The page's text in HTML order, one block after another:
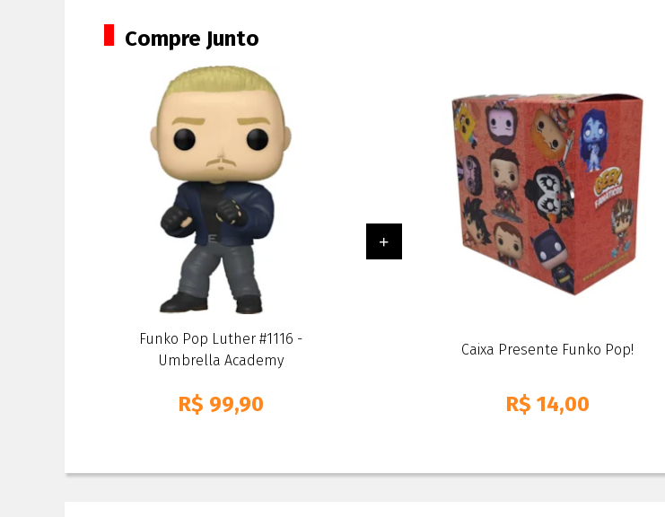
Compre Junto
Funko Pop Luther #1116 -
Umbrella Academy
R$ 99,90
Caixa Presente Funko Pop!
R$ 14,00